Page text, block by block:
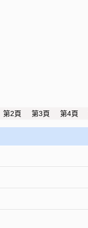
第2頁 第3頁 第4頁